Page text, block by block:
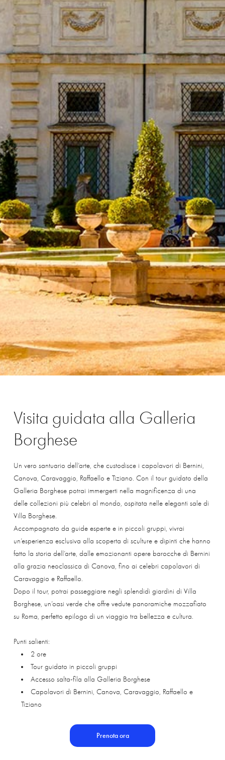
Visita guidata alla Galleria
Borghese
Un vero santuario dell’arte, che custodisce i capolavori di Bernini,
Canova, Caravaggio, Raffaello e Tiziano. Con il tour guidato della
Galleria Borghese potrai immergerti nella magnificenza di una
delle collezioni più celebri al mondo, ospitata nelle eleganti sale di
Villa Borghese.
Accompagnato da guide esperte e in piccoli gruppi, vivrai
un’esperienza esclusiva alla scoperta di sculture e dipinti che hanno
fatto la storia dell’arte, dalle emozionanti opere barocche di Bernini
alla grazia neoclassica di Canova, fino ai celebri capolavori di
Caravaggio e Raffaello.
Dopo il tour, potrai passeggiare negli splendidi giardini di Villa
Borghese, un’oasi verde che offre vedute panoramiche mozzafiato
su Roma, perfetto epilogo di un viaggio tra bellezza e cultura.
Punti salienti:
2 ore
Tour guidato in piccoli gruppi
Accesso salta-fila alla Galleria Borghese
Capolavori di Bernini, Canova, Caravaggio, Raffaello e
Tiziano
Prenota ora